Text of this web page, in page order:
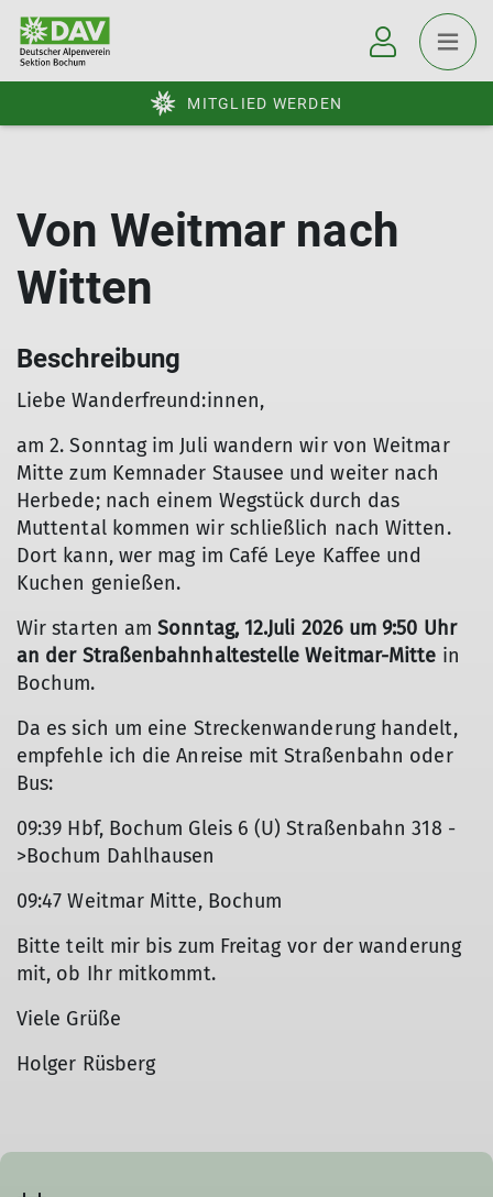
MITGLIED WERDEN
Von Weitmar nach
Witten
Beschreibung
Liebe Wanderfreund:innen,
am 2. Sonntag im Juli wandern wir von Weitmar
Mitte zum Kemnader Stausee und weiter nach
Herbede; nach einem Wegstück durch das
Muttental kommen wir schließlich nach Witten.
Dort kann, wer mag im Café Leye Kaffee und
Kuchen genießen.
Wir starten amSonntag, 12.Juli 2026 um 9:50 Uhr
an der Straßenbahnhaltestelle Weitmar-Mitte in
Bochum.
Da es sich um eine Streckenwanderung handelt,
empfehle ich die Anreise mit Straßenbahn oder
Bus:
09:39 Hbf, Bochum Gleis 6 (U) Straßenbahn 318 -
>Bochum Dahlhausen
09:47 Weitmar Mitte, Bochum
Bitte teilt mir bis zum Freitag vor der wanderung
mit, ob Ihr mitkommt.
Viele Grüße
Holger Rüsberg